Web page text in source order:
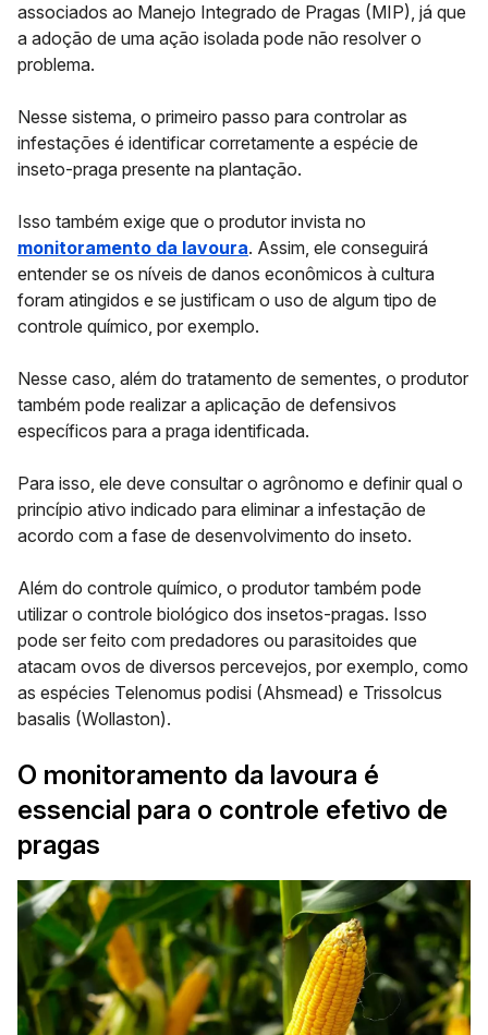
associados ao Manejo Integrado de Pragas (MIP), já que
a adoção de uma ação isolada pode não resolver o
problema.
Nesse sistema, o primeiro passo para controlar as
infestações é identificar corretamente a espécie de
inseto-praga presente na plantação.
Isso também exige que o produtor invista no
monitoramento da lavoura. Assim, ele conseguirá
entender se os níveis de danos econômicos à cultura
foram atingidos e se justificam o uso de algum tipo de
controle químico, por exemplo.
Nesse caso, além do tratamento de sementes, o produtor
também pode realizar a aplicação de defensivos
específicos para a praga identificada.
Para isso, ele deve consultar o agrônomo e definir qual o
princípio ativo indicado para eliminar a infestação de
acordo com a fase de desenvolvimento do inseto.
Além do controle químico, o produtor também pode
utilizar o controle biológico dos insetos-pragas. Isso
pode ser feito com predadores ou parasitoides que
atacam ovos de diversos percevejos, por exemplo, como
as espécies Telenomus podisi (Ahsmead) e Trissolcus
basalis (Wollaston).
O monitoramento da lavoura é
essencial para o controle efetivo de
pragas